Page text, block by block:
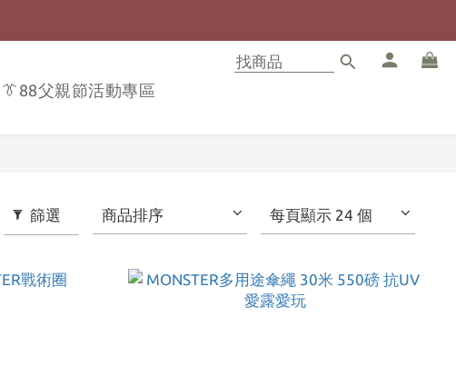
👔88父親節活動專區
篩選 商品排序 每頁顯示 24 個